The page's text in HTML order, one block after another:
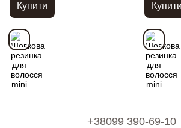
Купити Купити
+38099 390-69-10